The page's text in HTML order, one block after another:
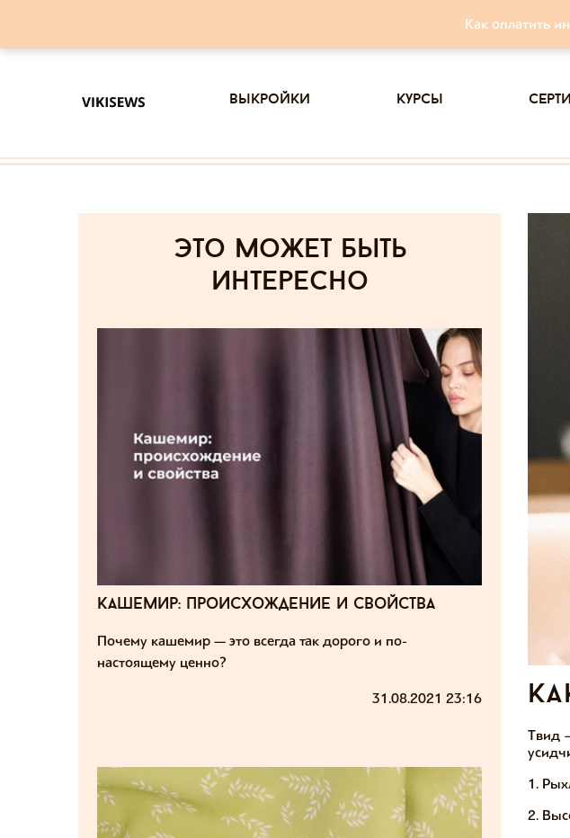
Как оплатить
выкройки курсы
Это может быть
интересно
кашемир: происхождение и свойства
Почему кашемир — это всегда так дорого и по-
настоящему ценно?
31.08.2021 23:16
Твид
1.
2.